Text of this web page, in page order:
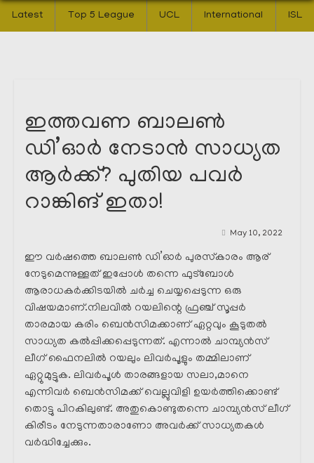
Latest Top 5 League UCL International ISL
ഇത്തവണ ബാലൺ
ഡി’ഓർ നേടാൻ സാധ്യത
ആർക്ക്? പുതിയ പവർ
റാങ്കിങ് ഇതാ!
May 10, 2022
ഈ വർഷത്തെ ബാലൺ ഡി’ഓർ പുരസ്‌കാരം ആര്
നേടുമെന്നുള്ളത് ഇപ്പോൾ തന്നെ ഫുട്ബോൾ
ആരാധകർക്കിടയിൽ ചർച്ച ചെയ്യപ്പെടുന്ന ഒരു
വിഷയമാണ്.നിലവിൽ റയലിന്റെ ഫ്രഞ്ച് സൂപ്പർ
താരമായ കരിം ബെൻസിമക്കാണ് ഏറ്റവും കൂടുതൽ
സാധ്യത കൽപ്പിക്കപ്പെടുന്നത്. എന്നാൽ ചാമ്പ്യൻസ്
ലീഗ് ഫൈനലിൽ റയലും ലിവർപൂളും തമ്മിലാണ്
ഏറ്റുമുട്ടുക. ലിവർപൂൾ താരങ്ങളായ സലാ,മാനെ
എന്നിവർ ബെൻസിമക്ക് വെല്ലുവിളി ഉയർത്തിക്കൊണ്ട്
തൊട്ടു പിറകിലുണ്ട്. അതുകൊണ്ടുതന്നെ ചാമ്പ്യൻസ് ലീഗ്
കിരീടം നേടുന്നതാരാണോ അവർക്ക് സാധ്യതകൾ
വർദ്ധിച്ചേക്കും.